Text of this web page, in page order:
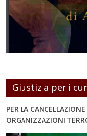
Giustizia per i
PER LA
ORGANIZZAZIONI